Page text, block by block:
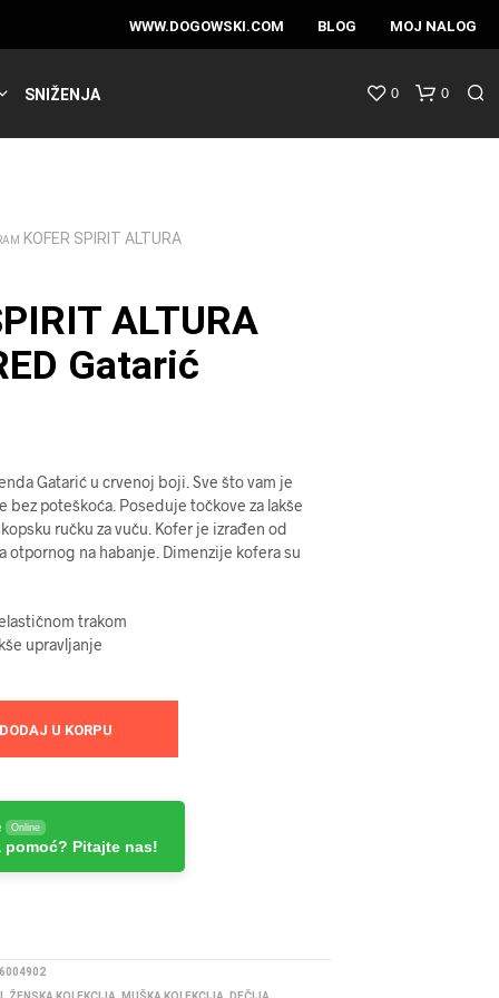
WWW.DOGOWSKI.COM BLOG MOJ NALOG
SNIŽENJA 0 0
KOFER SPIRIT ALTURA
ALTURA
Gatarić
Gatarić u crvenoj boji. Sve što vam je
bez poteškoća. Poseduje točkove za lakše
ručku za vuču. Kofer je izrađen od
otpornog na habanje. Dimenzije kofera su
trakom
upravljanje
U KORPU
Online
pomoć? Pitajte nas!